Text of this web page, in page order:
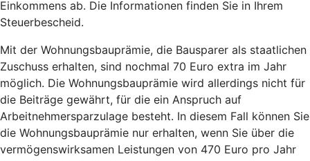
Einkommens ab. Die Informationen finden Sie in Ihrem
Steuerbescheid.
Mit der Wohnungsbauprämie, die Bausparer als staatlichen
Zuschuss erhalten, sind nochmal 70 Euro extra im Jahr
möglich. Die Wohnungsbauprämie wird allerdings nicht für
die Beiträge gewährt, für die ein Anspruch auf
Arbeitnehmersparzulage besteht. In diesem Fall können Sie
die Wohnungsbauprämie nur erhalten, wenn Sie über die
vermögenswirksamen Leistungen von 470 Euro pro Jahr